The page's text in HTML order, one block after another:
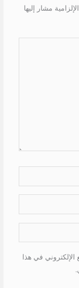
مشار إليها
في هذا